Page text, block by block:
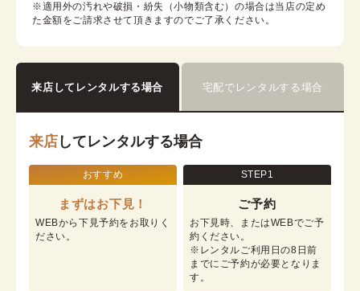
返却締め切り時間：18:00
※適用外の汚れや破損・紛失（小物類含む）の場合は当店の定め
た金額をご請求させて頂きますのでご了承ください。
来店してレンタルする場合 宅配でレンタルする場合
来店 してレンタルする場合
おすすめ
まずはお下見！
WEBから下見予約をお取りく
ださい。
STEP1
ご予約
お下見時、またはWEBでご予
約ください。
※レンタルご利用日の8日前
までにご予約が必要となりま
す。